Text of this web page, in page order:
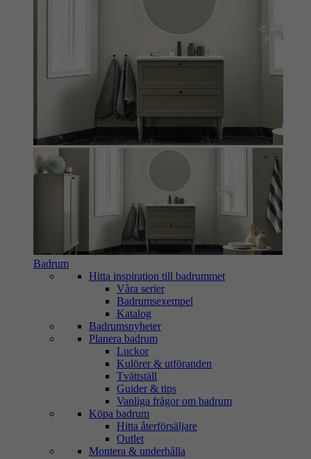
Badrum
Hitta inspiration till badrummet
Våra serier
Badrumsexempel
Katalog
Badrumsnyheter
Planera badrum
Luckor
Kulörer & utföranden
Tvättställ
Guider & tips
Vanliga frågor om badrum
Köpa badrum
Hitta återförsäljare
Outlet
Montera & underhålla